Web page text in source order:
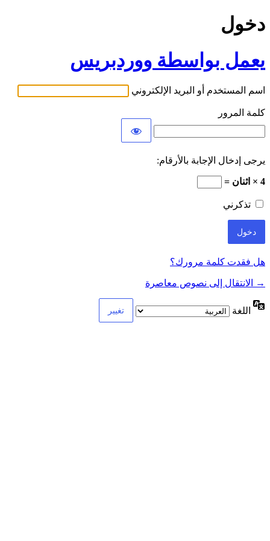
دخول
يعمل بواسطة ووردبريس
اسم المستخدم أو البريد الإلكتروني
كلمة المرور
يرجى إدخال الإجابة بالأرقام:
4 × اثنان =
تذكرني
هل فقدت كلمة مرورك؟
→ الانتقال إلى نصوص معاصرة
اللغة